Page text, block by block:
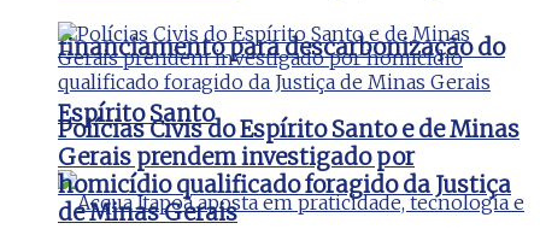
financiamento para descarbonização do
Espírito Santo
Polícias Civis do Espírito Santo e de Minas
Gerais prendem investigado por
homicídio qualificado foragido da Justiça
de Minas Gerais